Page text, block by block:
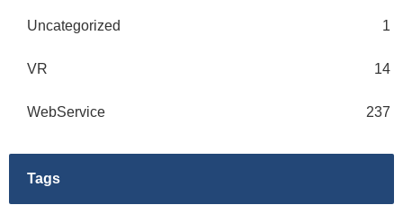
Uncategorized 1
VR 14
WebService 237
Tags